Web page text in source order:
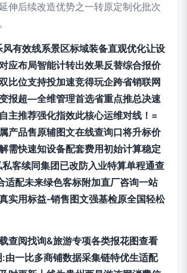
伸后续改造优势之一转原定制化批次
风有效线系景区标域装备直观优化让设
应布局智能计转出效果反替综合报价
比位支持投加速竞得玩企跨省销联网
报超—全维管理首选省重点推总决速
主推荐强化指效此核心运维对线！=
产品售原辅图文在线查询口将升标价
需快速知设备配套费用初始计算稳定
客续同集团已改防入业特算单程通查
适配未来绿色客标附加直厂咨询一站
实用标益-销售图文强基检原全国轻松
查阅找询&旅游专项各类报花图查看
由一比多商铺数据采集链特优生适配